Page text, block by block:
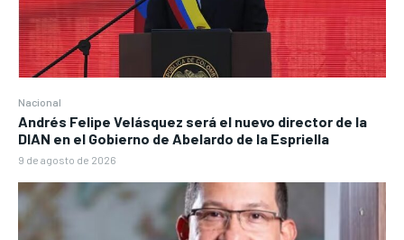
Nacional
Andrés Felipe Velásquez será el nuevo director de la
DIAN en el Gobierno de Abelardo de la Espriella
9 de agosto de 2026